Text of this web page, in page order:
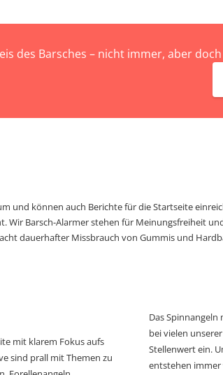
des Barsches – nicht immer, aber
und können auch Berichte für die Startseite
Wir Barsch-Alarmer stehen für Meinungsfreiheit
dauerhafter Missbrauch von Gummis und
mit klarem Fokus aufs
sind prall mit Themen zu
Das
bei vielen
Stellenwert ein.
entstehen